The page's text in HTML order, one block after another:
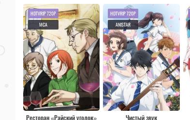
Ресторан «Райский уголок»
HDTVRIP 720P
MCA
Чистый звук
HDTVRIP 720P
ANISTAR